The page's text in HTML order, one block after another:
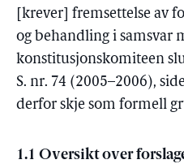
[krever] fremsettelse av
og behandling i samsvar
konstitusjonskomiteen
S. nr. 74 (2005–2006),
derfor skje som formell
1.1 Oversikt over